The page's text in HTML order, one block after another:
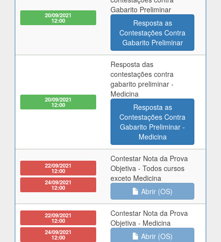
20/09/2021
12:00
Gabarito Preliminar
Resposta as
Contestações Contra
Gabarito Preliminar
20/09/2021
12:00
Resposta das
contestações contra
gabarito preliminar -
Medicina
Resposta as
Contestações Contra
Gabarito Preliminar -
Medicina
22/09/2021
12:00
24/09/2021
12:00
Contestar Nota da Prova
Objetiva - Todos cursos
exceto Medicina
Abrir (OS)
22/09/2021
12:00
24/09/2021
12:00
Contestar Nota da Prova
Objetiva - Medicina
Abrir (OS)